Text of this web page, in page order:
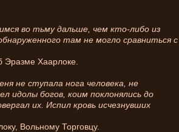
во тьму дальше, чем кто-либо из
там не могло сравниться с
Эразме Хаарлоке.
не ступала нога человека, не
идолы богов, коим поклонялись до
их. Испил кровь исчезнувших
Вольному Торговцу.